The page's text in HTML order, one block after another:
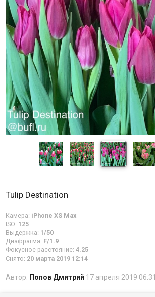
Tulip Destination
Камера: iPhone XS Max
ISO: 125
Выдержка: 1/50
Диафрагма: F/1.9
Фокусное расстояние: 4.25
Снято: 20 марта 2019 12:14
Автор: Попов Дмитрий 17 апреля 2019 06:31